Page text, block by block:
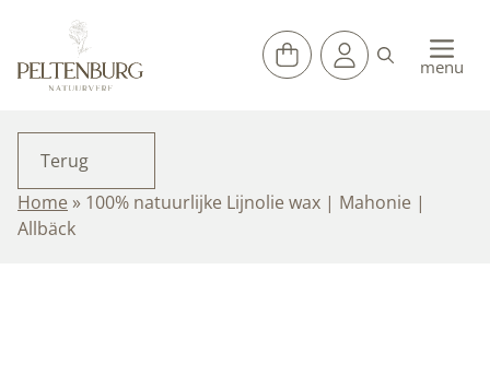
de
inhoud
menu
Terug
Home » 100% natuurlijke Lijnolie wax | Mahonie |
Allbäck